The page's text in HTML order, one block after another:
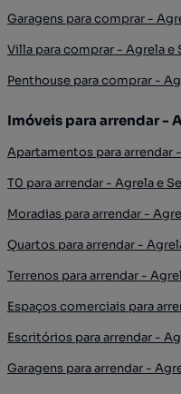
Garagens para comprar -
Villa para comprar - Agrela e
Penthouse para comprar -
Imóveis para arrendar -
Apartamentos para arrendar
T0 para arrendar - Agrela e
Moradias para arrendar -
Quartos para arrendar -
Terrenos para arrendar -
Espaços comerciais para
Escritórios para arrendar -
Garagens para arrendar -